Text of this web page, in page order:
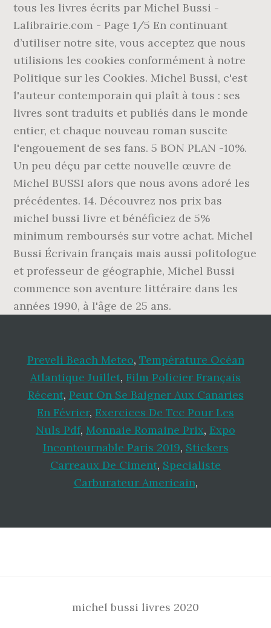
tous les livres écrits par Michel Bussi -
Lalibrairie.com - Page 1/5 En continuant
d’utiliser notre site, vous acceptez que nous
utilisions les cookies conformément à notre
Politique sur les Cookies. Michel Bussi, c'est
l'auteur contemporain qui plaît à tous : ses
livres sont traduits et publiés dans le monde
entier, et chaque nouveau roman suscite
l'engouement de ses fans. 5 BON PLAN -10%.
Un peu déçu par cette nouvelle œuvre de
Michel BUSSI alors que nous avons adoré les
précédentes. 14. Découvrez nos prix bas
michel bussi livre et bénéficiez de 5%
minimum remboursés sur votre achat. Michel
Bussi Écrivain français mais aussi politologue
et professeur de géographie, Michel Bussi
commence son aventure littéraire dans les
années 1990, à l'âge de 25 ans.
Preveli Beach Meteo, Température Océan
Atlantique Juillet, Film Policier Français
Récent, Peut On Se Baigner Aux Canaries
En Février, Exercices De Tcc Pour Les
Nuls Pdf, Monnaie Romaine Prix, Expo
Incontournable Paris 2019, Stickers
Carreaux De Ciment, Specialiste
Carburateur Americain,
michel bussi livres 2020